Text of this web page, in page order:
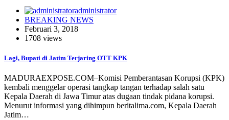
administrator
BREAKING NEWS
Februari 3, 2018
1708 views
Lagi, Bupati di Jatim Terjaring OTT KPK
MADURAEXPOSE.COM–Komisi Pemberantasan Korupsi (KPK)
kembali menggelar operasi tangkap tangan terhadap salah satu
Kepala Daerah di Jawa Timur atas dugaan tindak pidana korupsi.
Menurut informasi yang dihimpun beritalima.com, Kepala Daerah
Jatim…